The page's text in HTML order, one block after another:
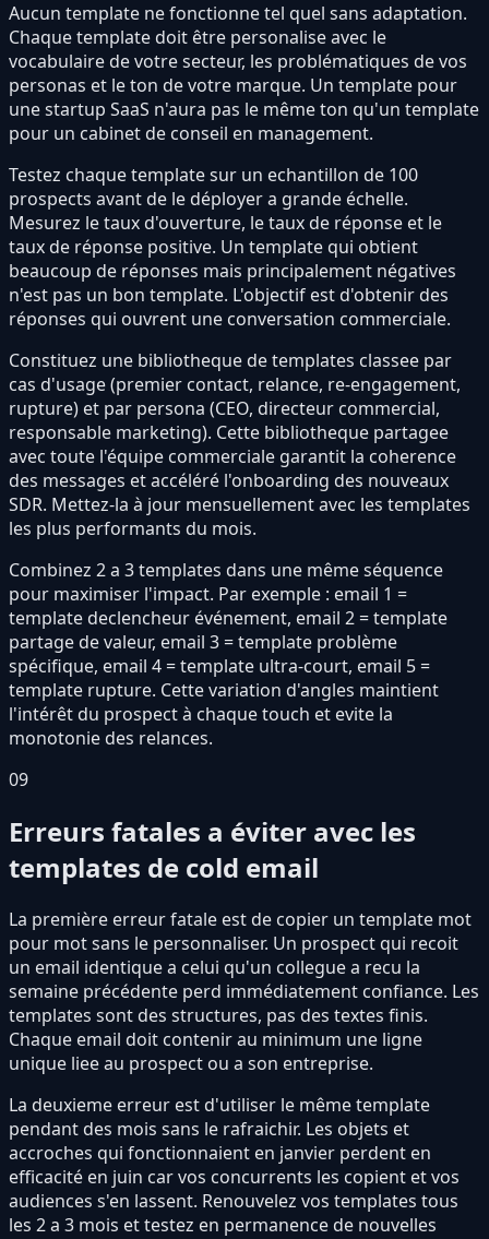
Aucun template ne fonctionne tel quel sans adaptation.
Chaque template doit être personalise avec le
vocabulaire de votre secteur, les problématiques de vos
personas et le ton de votre marque. Un template pour
une startup SaaS n'aura pas le même ton qu'un template
pour un cabinet de conseil en management.
Testez chaque template sur un echantillon de 100
prospects avant de le déployer a grande échelle.
Mesurez le taux d'ouverture, le taux de réponse et le
taux de réponse positive. Un template qui obtient
beaucoup de réponses mais principalement négatives
n'est pas un bon template. L'objectif est d'obtenir des
réponses qui ouvrent une conversation commerciale.
Constituez une bibliotheque de templates classee par
cas d'usage (premier contact, relance, re-engagement,
rupture) et par persona (CEO, directeur commercial,
responsable marketing). Cette bibliotheque partagee
avec toute l'équipe commerciale garantit la coherence
des messages et accéléré l'onboarding des nouveaux
SDR. Mettez-la à jour mensuellement avec les templates
les plus performants du mois.
Combinez 2 a 3 templates dans une même séquence
pour maximiser l'impact. Par exemple : email 1 =
template declencheur événement, email 2 = template
partage de valeur, email 3 = template problème
spécifique, email 4 = template ultra-court, email 5 =
template rupture. Cette variation d'angles maintient
l'intérêt du prospect à chaque touch et evite la
monotonie des relances.
09
Erreurs fatales a éviter avec les
templates de cold email
La première erreur fatale est de copier un template mot
pour mot sans le personnaliser. Un prospect qui recoit
un email identique a celui qu'un collegue a recu la
semaine précédente perd immédiatement confiance. Les
templates sont des structures, pas des textes finis.
Chaque email doit contenir au minimum une ligne
unique liee au prospect ou a son entreprise.
La deuxieme erreur est d'utiliser le même template
pendant des mois sans le rafraichir. Les objets et
accroches qui fonctionnaient en janvier perdent en
efficacité en juin car vos concurrents les copient et vos
audiences s'en lassent. Renouvelez vos templates tous
les 2 a 3 mois et testez en permanence de nouvelles